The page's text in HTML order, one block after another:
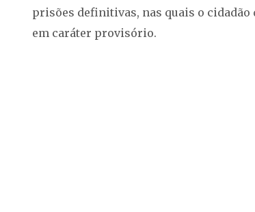
prisões definitivas, nas quais o cidadão
em caráter provisório.